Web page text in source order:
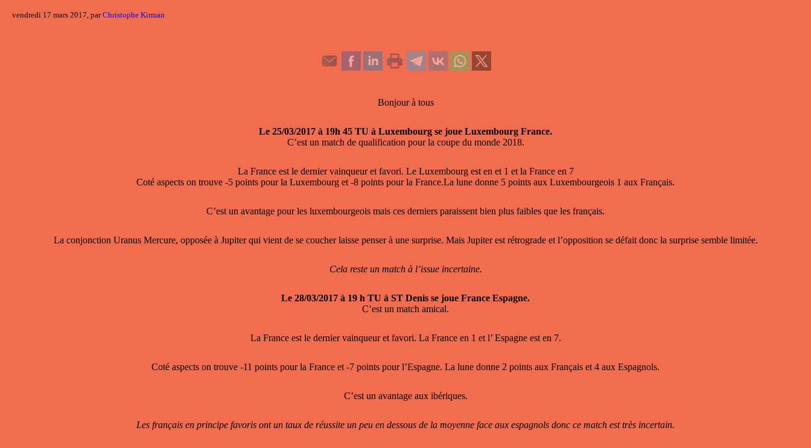
vendredi 17 mars 2017, parChristophe Kirman
Bonjour à tous
Le 25/03/2017 à 19h 45 TU à Luxembourg se joue Luxembourg France.
C’est un match de qualification pour la coupe du monde 2018.
La France est le dernier vainqueur et favori. Le Luxembourg est en et 1 et la France en 7
Coté aspects on trouve -5 points pour la Luxembourg et -8 points pour la France.La lune donne 5 points aux Luxembourgeois 1 aux Français.
C’est un avantage pour les luxembourgeois mais ces derniers paraissent bien plus faibles que les français.
La conjonction Uranus Mercure, opposée à Jupiter qui vient de se coucher laisse penser à une surprise. Mais Jupiter est rétrograde et l’opposition se défait donc la surprise semble limitée.
Cela reste un match à l’issue incertaine.
Le 28/03/2017 à 19 h TU à ST Denis se joue France Espagne.
C’est un match amical.
La France est le dernier vainqueur et favori. La France en 1 et l’ Espagne est en 7.
Coté aspects on trouve -11 points pour la France et -7 points pour l’Espagne. La lune donne 2 points aux Français et 4 aux Espagnols.
C’est un avantage aux ibériques.
Les français en principe favoris ont un taux de réussite un peu en dessous de la moyenne face aux espagnols donc ce match est très incertain.